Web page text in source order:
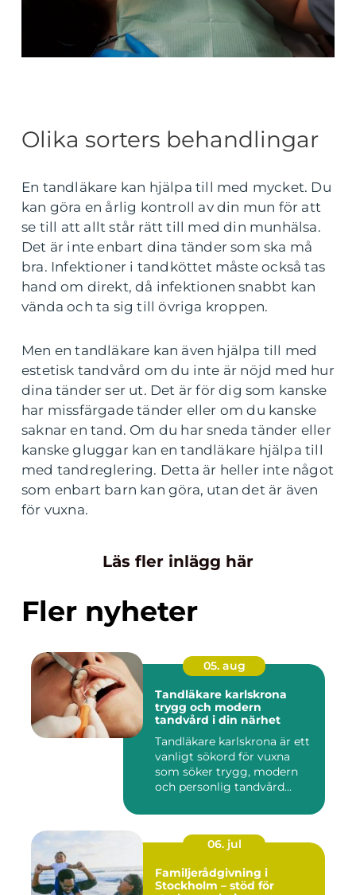
Olika sorters behandlingar
En tandläkare kan hjälpa till med mycket. Du
kan göra en årlig kontroll av din mun för att
se till att allt står rätt till med din munhälsa.
Det är inte enbart dina tänder som ska må
bra. Infektioner i tandköttet måste också tas
hand om direkt, då infektionen snabbt kan
vända och ta sig till övriga kroppen.
Men en tandläkare kan även hjälpa till med
estetisk tandvård om du inte är nöjd med hur
dina tänder ser ut. Det är för dig som kanske
har missfärgade tänder eller om du kanske
saknar en tand. Om du har sneda tänder eller
kanske gluggar kan en tandläkare hjälpa till
med tandreglering. Detta är heller inte något
som enbart barn kan göra, utan det är även
för vuxna.
Läs fler inlägg här
Fler nyheter
05. aug
Tandläkare karlskrona
trygg och modern
tandvård i din närhet
Tandläkare karlskrona är ett
vanligt sökord för vuxna
som söker trygg, modern
och personlig tandvård...
06. jul
Familjerådgivning i
Stockholm – stöd för